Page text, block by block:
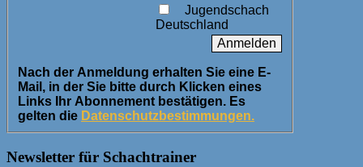
Jugendschach
Deutschland
Nach der Anmeldung erhalten Sie eine E-
Mail, in der Sie bitte durch Klicken eines
Links Ihr Abonnement bestätigen. Es
gelten die Datenschutzbestimmungen.
Newsletter für Schachtrainer